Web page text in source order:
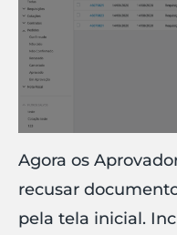
Agora os
recusar
pela tela inicial.